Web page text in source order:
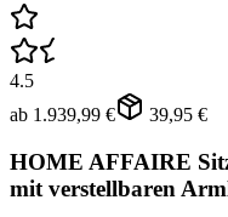
4.5
ab 1.939,99 € 39,95 €
HOME AFFAIRE
mit verstellbaren